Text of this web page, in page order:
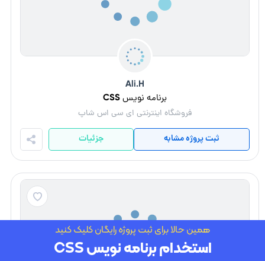
Ali.H
برنامه نویس CSS
فروشگاه اینترنتی ای سی اس شاپ
ثبت پروژه مشابه جزئیات
همین حالا برای ثبت پروژه رایگان کلیک کنید
استخدام برنامه نویس CSS